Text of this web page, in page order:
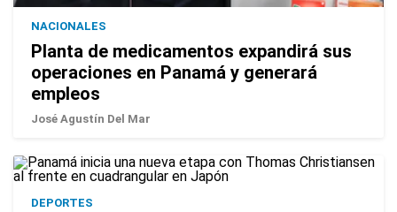
NACIONALES
Planta de medicamentos expandirá sus
operaciones en Panamá y generará
empleos
José Agustín Del Mar
DEPORTES